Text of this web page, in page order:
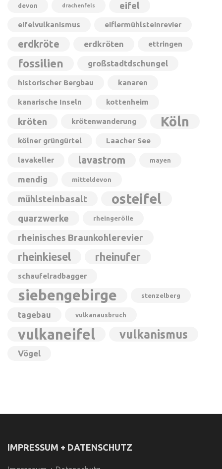
devon drachenfels eifel
eifelvulkanismus eiflermühlsteinrevier
erdkröte erdkröten ettringen
fossilien großstadtdschungel
historischer Bergbau kanaren
kanarische Inseln kottenheim
kröten krötenwanderung Köln
kölner grüngürtel Laacher See
lavakeller lavastrom mayen
mendig mitteldevon
mühlsteinbasalt osteifel
quarzwerke rheingerölle
rheinisches Braunkohlerevier
rheinkiesel rheinufer
schaufelradbagger
siebengebirge stenzelberg
tagebau vulkanausbruch
vulkaneifel vulkanismus
Vögel
IMPRESSUM + DATENSCHUTZ